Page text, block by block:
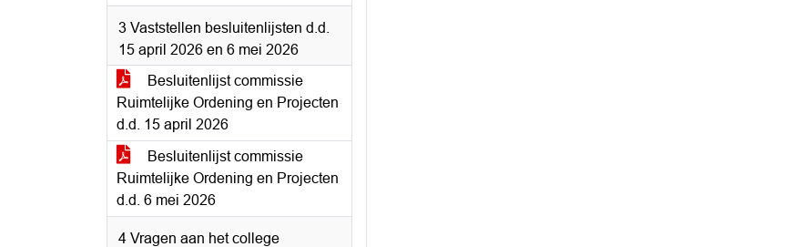
3 Vaststellen besluitenlijsten d.d.
15 april 2026 en 6 mei 2026
Besluitenlijst commissie
Ruimtelijke Ordening en Projecten
d.d. 15 april 2026
Besluitenlijst commissie
Ruimtelijke Ordening en Projecten
d.d. 6 mei 2026
4 Vragen aan het college